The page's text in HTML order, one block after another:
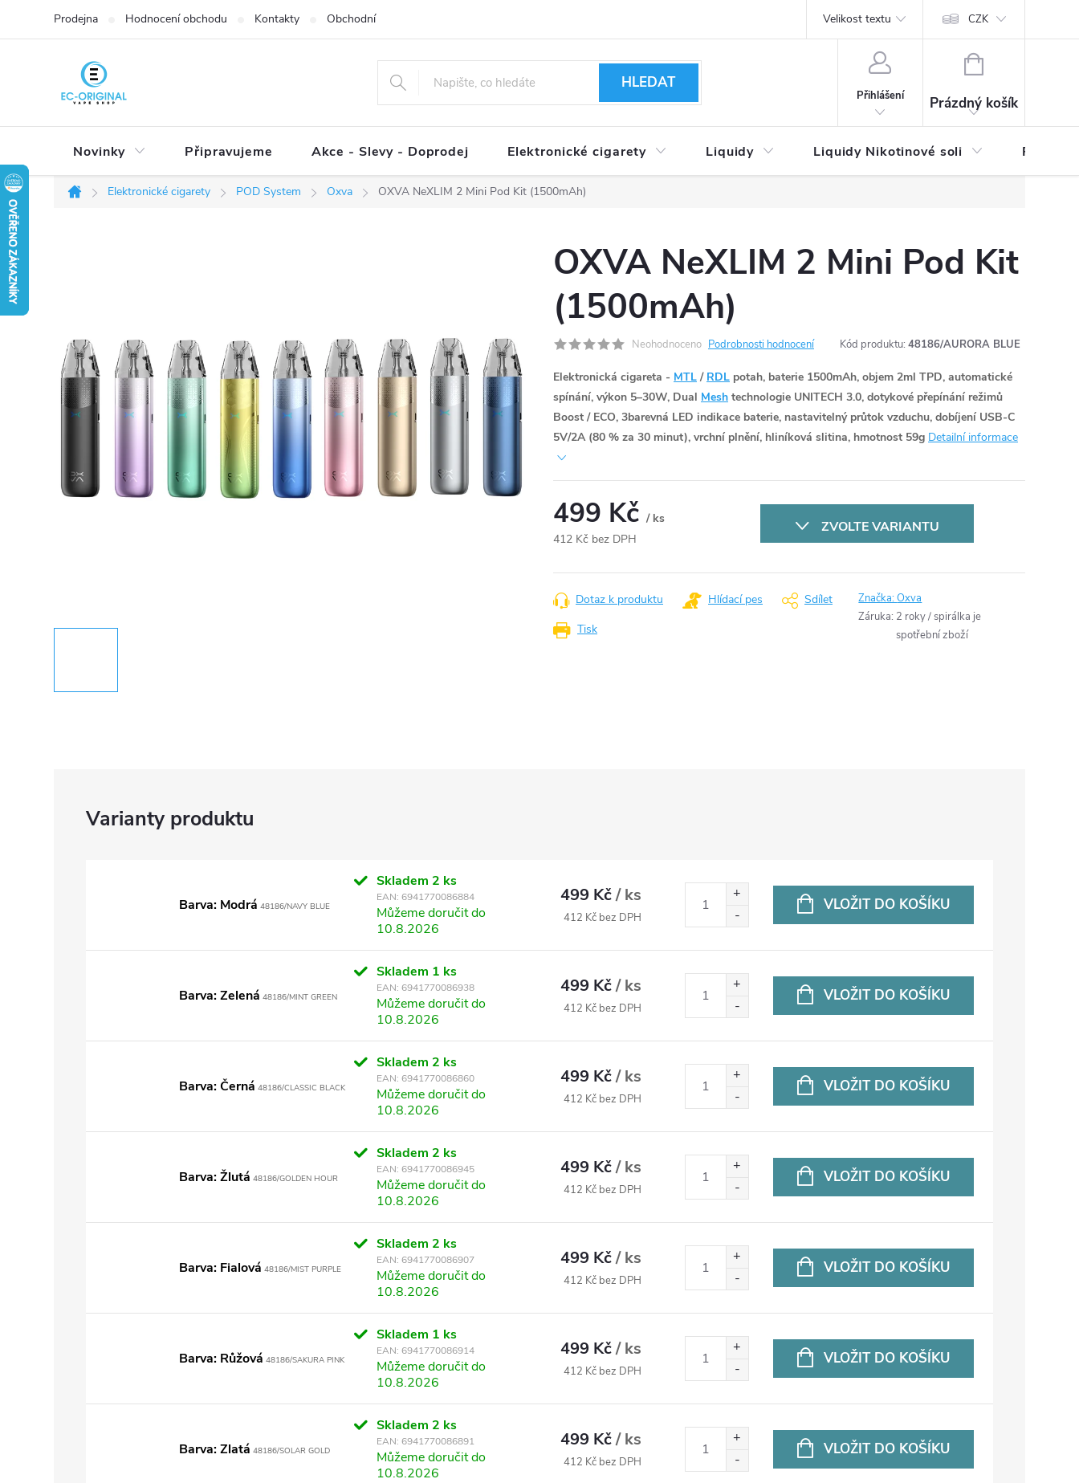
Prodejna Hodnocení obchodu Kontakty Obchodní podmínky Reklamační řád Vrácení zboží a reklamace
Velikost textu CZK
HLEDAT
Přihlášení
NÁKUPNÍ
Prázdný košík
Novinky Připravujeme Akce - Slevy - Doprodej Elektronické cigarety Liquidy Liquidy Nikotinové soli
Domů
Elektronické cigarety POD System Oxva OXVA NeXLIM 2 Mini Pod Kit (1500mAh)
OXVA NeXLIM 2 Mini Pod Kit
(1500mAh)
Neohodnoceno Podrobnosti hodnocení Kód produktu: 48186/AURORA BLUE
Elektronická cigareta - MTL / RDL potah, baterie 1500mAh, objem 2ml TPD, automatické
spínání, výkon 5–30W, Dual Mesh technologie UNITECH 3.0, dotykové přepínání režimů
Boost / ECO, 3barevná LED indikace baterie, nastavitelný průtok vzduchu, dobíjení USB-C
5V/2A (80 % za 30 minut), vrchní plnění, hliníková slitina, hmotnost 59g Detailní informace
499 Kč / ks
412 Kč bez DPH
cena:
ZVOLTE VARIANTU
Tisk
Dotaz k produktu Hlídací pes Sdílet Značka:Oxva
Záruka: 2 roky / spirálka je
spotřební zboží
Barva: Modrá 48186/NAVY BLUE
Skladem 2 ks
EAN: 6941770086884
Můžeme doručit do
10.8.2026
499 Kč/ ks
412 Kč bez DPH
VLOŽIT DO KOŠÍKU
Barva: Zelená 48186/MINT GREEN
Skladem 1 ks
EAN: 6941770086938
Můžeme doručit do
10.8.2026
499 Kč/ ks
412 Kč bez DPH
VLOŽIT DO KOŠÍKU
Barva: Černá 48186/CLASSIC BLACK
Skladem 2 ks
EAN: 6941770086860
Můžeme doručit do
10.8.2026
499 Kč/ ks
412 Kč bez DPH
VLOŽIT DO KOŠÍKU
Barva: Žlutá 48186/GOLDEN HOUR
Skladem 2 ks
EAN: 6941770086945
Můžeme doručit do
10.8.2026
499 Kč/ ks
412 Kč bez DPH
VLOŽIT DO KOŠÍKU
Barva: Fialová 48186/MIST PURPLE
Skladem 2 ks
EAN: 6941770086907
Můžeme doručit do
10.8.2026
499 Kč/ ks
412 Kč bez DPH
VLOŽIT DO KOŠÍKU
Barva: Růžová 48186/SAKURA PINK
Skladem 1 ks
EAN: 6941770086914
Můžeme doručit do
10.8.2026
499 Kč/ ks
412 Kč bez DPH
VLOŽIT DO KOŠÍKU
Barva: Zlatá 48186/SOLAR GOLD
Skladem 2 ks
EAN: 6941770086891
Můžeme doručit do
10.8.2026
499 Kč/ ks
412 Kč bez DPH
VLOŽIT DO KOŠÍKU